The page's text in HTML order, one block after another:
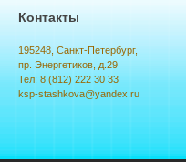
Контакты
195248, Санкт-Петербург,
пр. Энергетиков, д.29
Тел: 8 (812) 222 30 33
ksp-stashkova@yandex.ru